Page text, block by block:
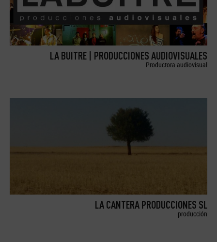
LA BUITRE | PRODUCCIONES AUDIOVISUALES
Productora audiovisual
LA CANTERA PRODUCCIONES SL
producción